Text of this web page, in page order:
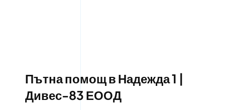
Пътна помощ в Надежда 1 |
Дивес-83 ЕООД